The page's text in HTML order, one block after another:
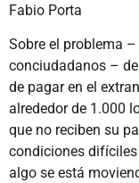
Fabio Porta
Sobre el problema
conciudadanos –
de pagar en el
alrededor de 1.000
que no reciben su
condiciones difíciles
algo se está